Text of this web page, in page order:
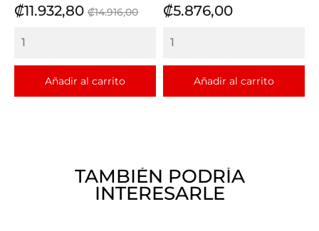
Precio
₡11.932,80 Precio
₡14.916,00
Añadir al carrito
Precio
₡5.876,00
Añadir al carrito
TAMBIÉN PODRÍA
INTERESARLE